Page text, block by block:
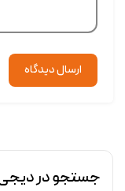
ارسال دیدگاه
جستجو در دیجی